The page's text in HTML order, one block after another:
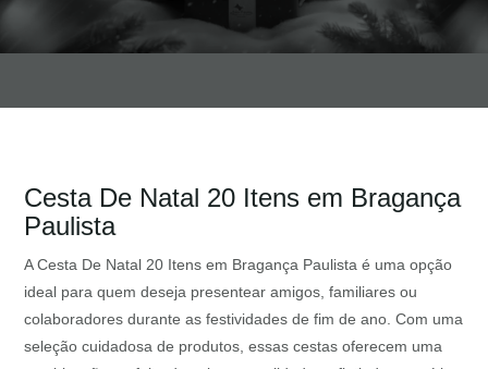
Cesta De Natal 20 Itens em Bragança
Paulista
A Cesta De Natal 20 Itens em Bragança Paulista é uma opção
ideal para quem deseja presentear amigos, familiares ou
colaboradores durante as festividades de fim de ano. Com uma
seleção cuidadosa de produtos, essas cestas oferecem uma